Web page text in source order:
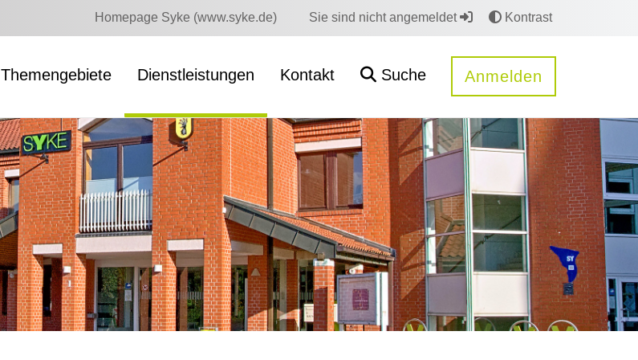
Homepage Syke (www.syke.de) Sie sind nicht angemeldet Kontrast
Themengebiete Dienstleistungen Kontakt Suche Anmelden